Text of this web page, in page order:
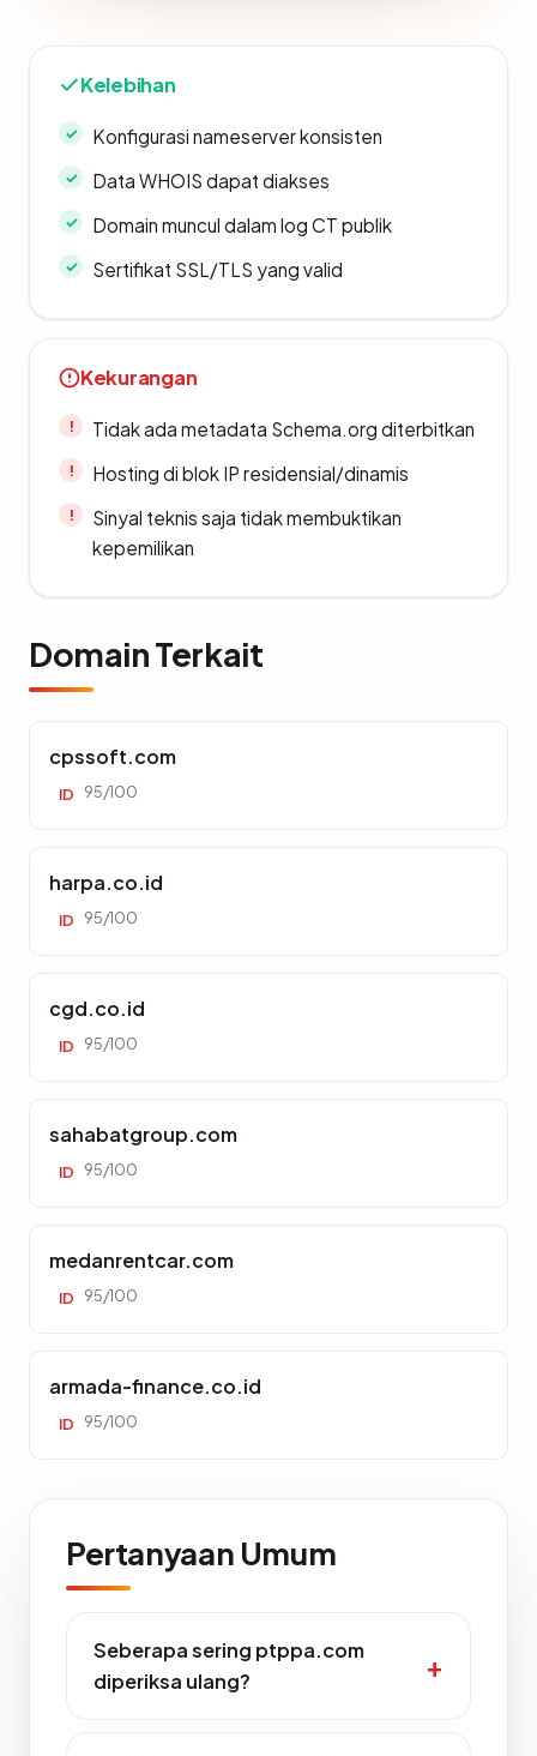
Kelebihan
Konfigurasi nameserver konsisten
Data WHOIS dapat diakses
Domain muncul dalam log CT publik
Sertifikat SSL/TLS yang valid
Kekurangan
Tidak ada metadata Schema.org diterbitkan
Hosting di blok IP residensial/dinamis
Sinyal teknis saja tidak membuktikan
kepemilikan
Domain Terkait
cpssoft.com
ID 95/100
harpa.co.id
ID 95/100
cgd.co.id
ID 95/100
sahabatgroup.com
ID 95/100
medanrentcar.com
ID 95/100
armada-finance.co.id
ID 95/100
Pertanyaan Umum
Seberapa sering ptppa.com
diperiksa ulang?